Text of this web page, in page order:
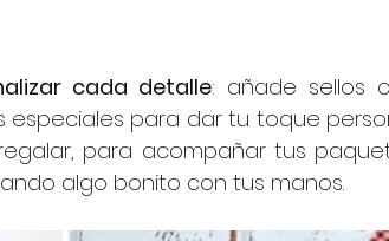
cada detalle: añade sellos
para dar tu toque
para acompañar tus
algo bonito con tus manos.